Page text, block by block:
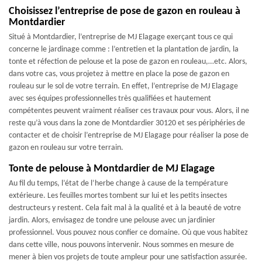
Choisissez l’entreprise de pose de gazon en rouleau à
Montdardier
Situé à Montdardier, l’entreprise de MJ Elagage exerçant tous ce qui
concerne le jardinage comme : l’entretien et la plantation de jardin, la
tonte et réfection de pelouse et la pose de gazon en rouleau,…etc. Alors,
dans votre cas, vous projetez à mettre en place la pose de gazon en
rouleau sur le sol de votre terrain. En effet, l’entreprise de MJ Elagage
avec ses équipes professionnelles très qualifiées et hautement
compétentes peuvent vraiment réaliser ces travaux pour vous. Alors, il ne
reste qu’à vous dans la zone de Montdardier 30120 et ses périphéries de
contacter et de choisir l’entreprise de MJ Elagage pour réaliser la pose de
gazon en rouleau sur votre terrain.
Tonte de pelouse à Montdardier de MJ Elagage
Au fil du temps, l’état de l’herbe change à cause de la température
extérieure. Les feuilles mortes tombent sur lui et les petits insectes
destructeurs y restent. Cela fait mal à la qualité et à la beauté de votre
jardin. Alors, envisagez de tondre une pelouse avec un jardinier
professionnel. Vous pouvez nous confier ce domaine. Où que vous habitez
dans cette ville, nous pouvons intervenir. Nous sommes en mesure de
mener à bien vos projets de toute ampleur pour une satisfaction assurée.